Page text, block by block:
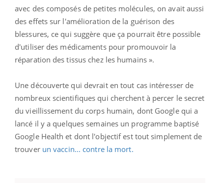
avec des composés de petites molécules, on avait aussi
des effets sur l'amélioration de la guérison des
blessures, ce qui suggère que ça pourrait être possible
d'utiliser des médicaments pour promouvoir la
réparation des tissus chez les humains ».
Une découverte qui devrait en tout cas intéresser de
nombreux scientifiques qui cherchent à percer le secret
du vieillissement du corps humain, dont Google qui a
lancé il y a quelques semaines un programme baptisé
Google Health et dont l'objectif est tout simplement de
trouver un vaccin... contre la mort.